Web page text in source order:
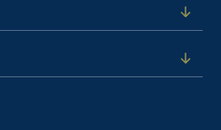
voor
Open
voor
Open